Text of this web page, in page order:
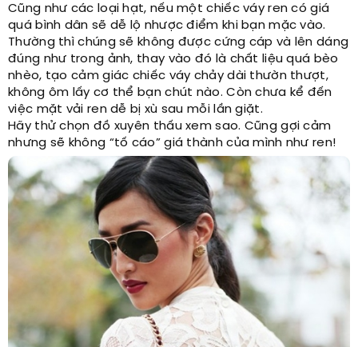
Cũng như các loại hạt, nếu một chiếc váy ren có giá
quá bình dân sẽ dễ lộ nhược điểm khi bạn mặc vào.
Thường thì chúng sẽ không được cứng cáp và lên dáng
đúng như trong ảnh, thay vào đó là chất liệu quá bèo
nhèo, tạo cảm giác chiếc váy chảy dài thườn thượt,
không ôm lấy cơ thể bạn chút nào. Còn chưa kể đến
việc mặt vải ren dễ bị xù sau mỗi lần giặt.
Hãy thử chọn đồ xuyên thấu xem sao. Cũng gợi cảm
nhưng sẽ không “tố cáo” giá thành của mình như ren!